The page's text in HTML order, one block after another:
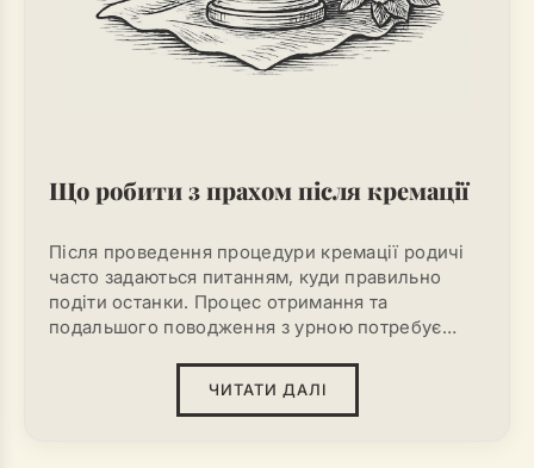
Що робити з прахом після кремації
Після проведення процедури кремації родичі
часто задаються питанням, куди правильно
подіти останки. Процес отримання та
подальшого поводження з урною потребує
які дії слід вжити. У цій статті ви дізнаєтеся, як
ЧИТАТИ ДАЛІ